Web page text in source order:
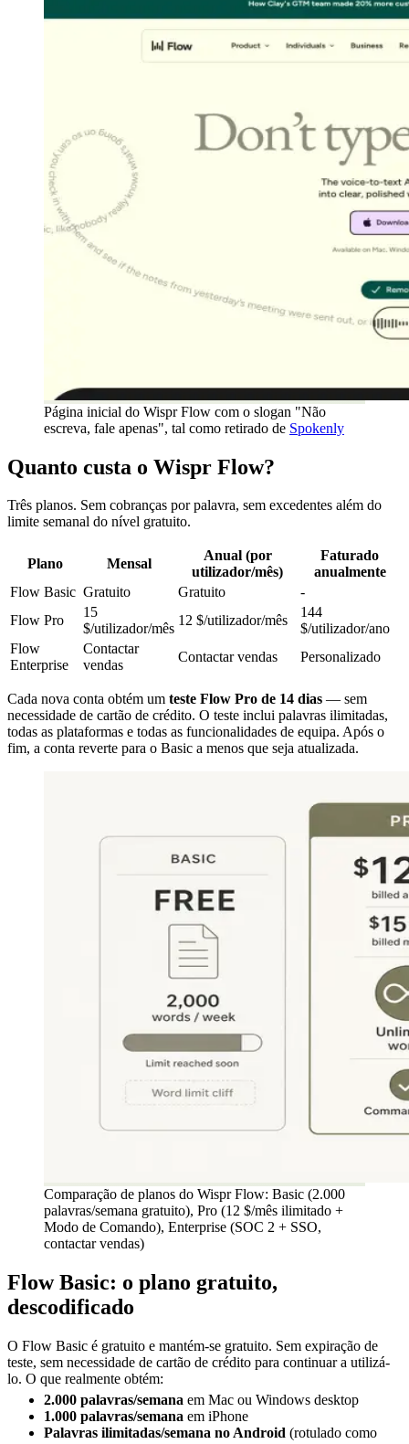
Página inicial do Wispr Flow com o slogan "Não
escreva, fale apenas", tal como retirado de Spokenly
Quanto custa o Wispr Flow?
Três planos. Sem cobranças por palavra, sem excedentes além do
limite semanal do nível gratuito.
Plano Mensal
Anual (por
utilizador/mês)
Faturado
anualmente
Flow Basic Gratuito Gratuito
-
Flow Pro
15
$/utilizador/mês
12 $/utilizador/mês
144
$/utilizador/ano
Flow
Enterprise
Contactar
vendas
Contactar vendas Personalizado
Cada nova conta obtém um teste Flow Pro de 14 dias — sem
necessidade de cartão de crédito. O teste inclui palavras ilimitadas,
todas as plataformas e todas as funcionalidades de equipa. Após o
fim, a conta reverte para o Basic a menos que seja atualizada.
Comparação de planos do Wispr Flow: Basic (2.000
palavras/semana gratuito), Pro (12 $/mês ilimitado +
Modo de Comando), Enterprise (SOC 2 + SSO,
contactar vendas)
Flow Basic: o plano gratuito,
descodificado
O Flow Basic é gratuito e mantém-se gratuito. Sem expiração de
teste, sem necessidade de cartão de crédito para continuar a utilizá-
lo. O que realmente obtém:
2.000 palavras/semana em Mac ou Windows desktop
1.000 palavras/semana em iPhone
Palavras ilimitadas/semana no Android (rotulado como